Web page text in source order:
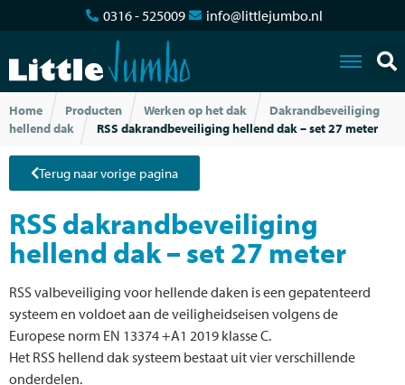
0316 - 525009 info@littlejumbo.nl
Home Producten Werken op het dak
Dakrandbeveiliging
hellend dak
RSS dakrandbeveiliging hellend dak – set 27 meter
Terug naar vorige pagina
RSS dakrandbeveiliging
hellend dak – set 27 meter
RSS valbeveiliging voor hellende daken is een gepatenteerd
systeem en voldoet aan de veiligheidseisen volgens de
Europese norm EN 13374 +A1 2019 klasse C.
Het RSS hellend dak systeem bestaat uit vier verschillende
onderdelen.